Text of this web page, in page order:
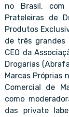
no Brasil, com
Prateleiras de
Produtos
de três grandes
CEO da
Drogarias
Marcas Próprias
Comercial de
como
das private